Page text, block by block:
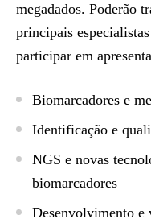
megadados. Poderão
principais
participar em
Biomarcadores e
Identificação e
NGS e novas
biomarcadores
Desenvolvimento e